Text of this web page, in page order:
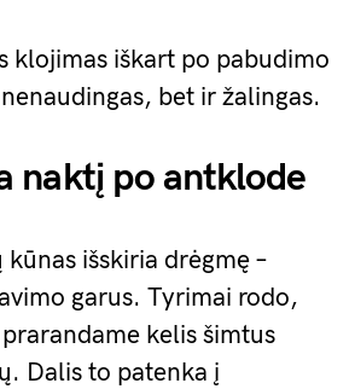
klojimas iškart po pabudimo
bet ir žalingas.
naktį po antklode
kūnas išskiria drėgmę –
garus. Tyrimai rodo,
kelis šimtus
Dalis to patenka į